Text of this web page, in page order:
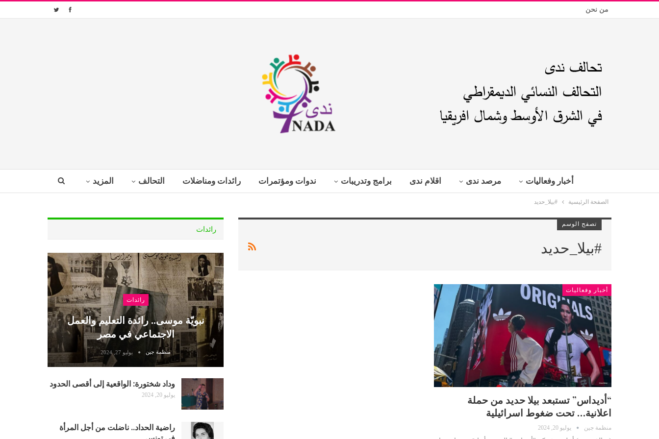
من نحن
أخبار وفعاليات مرصد ندى اقلام ندى برامج وتدريبات ندوات ومؤتمرات رائدات ومناضلات التحالف المزيد
الصفحة الرئيسية #بيلا_حديد
تصفح الوسم
#بيلا_حديد
أخبار وفعاليات
“أديداس” تستبعد بيلا حديد من حملة
اعلانية… تحت ضغوط اسرائيلية
منظمة جين يوليو 20, 2024
رائدات
رائدات
نبويّة موسى.. رائدة التعليم والعمل
الاجتماعي في مصر
منظمة جين يوليو 27, 2024
وداد شختورة: الواقعية إلى أقصى الحدود
يوليو 20, 2024
راضية الحداد.. ناضلت من أجل المرأة